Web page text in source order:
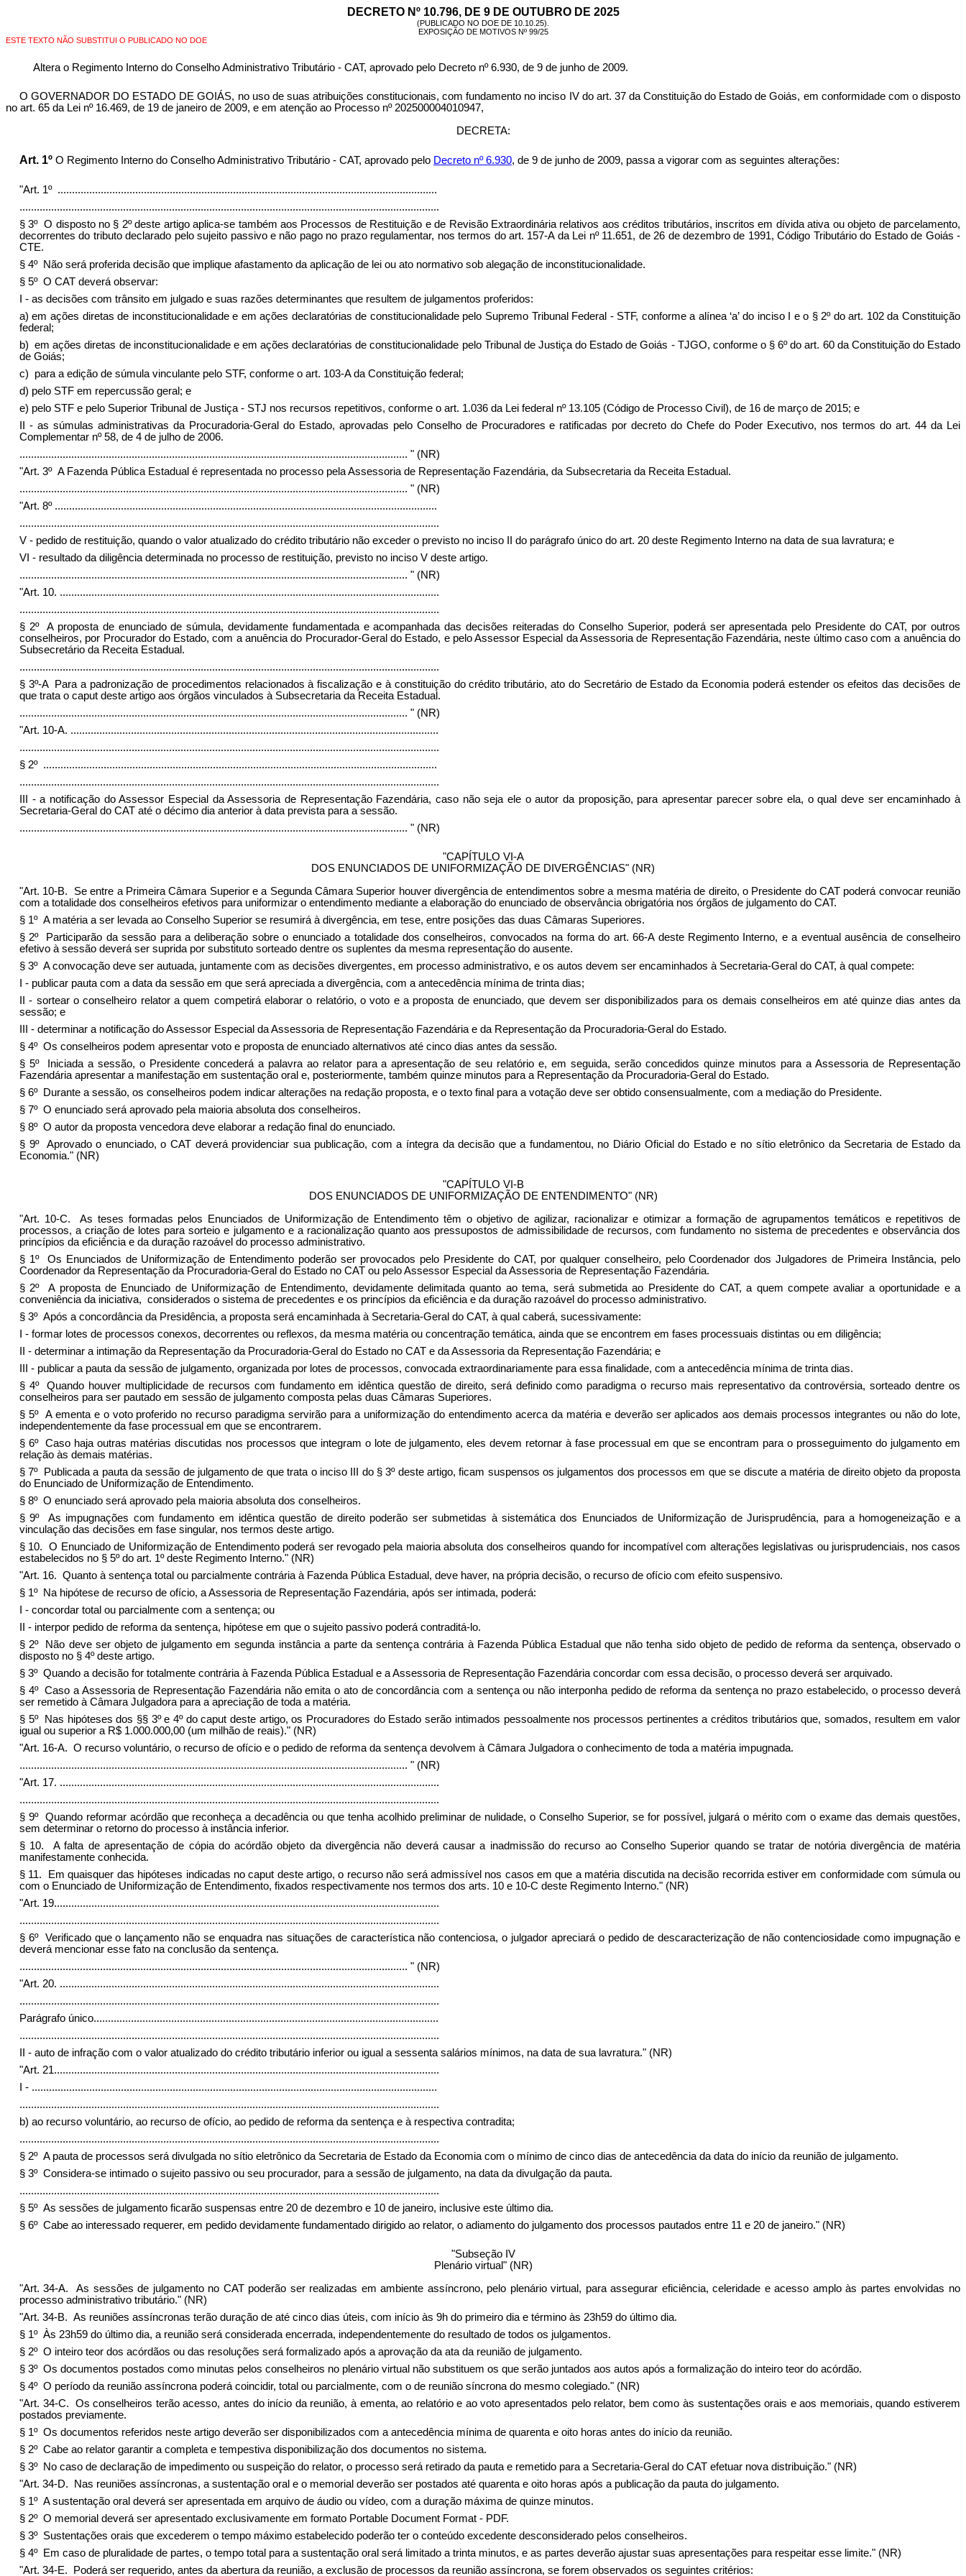
DECRETO Nº 10.796, DE 9 DE OUTUBRO DE 2025
(PUBLICADO NO DOE DE 10.10.25).
EXPOSIÇÃO DE MOTIVOS Nº 99/25
ESTE TEXTO NÃO SUBSTITUI O PUBLICADO NO DOE
Altera o Regimento Interno do Conselho Administrativo Tributário - CAT, aprovado pelo Decreto nº 6.930, de 9 de junho de 2009.
O GOVERNADOR DO ESTADO DE GOIÁS, no uso de suas atribuições constitucionais, com fundamento no inciso IV do art. 37 da Constituição do Estado de Goiás, em conformidade com o disposto
no art. 65 da Lei nº 16.469, de 19 de janeiro de 2009, e em atenção ao Processo nº 202500004010947,
DECRETA:
Art. 1º O Regimento Interno do Conselho Administrativo Tributário - CAT, aprovado pelo Decreto nº 6.930, de 9 de junho de 2009, passa a vigorar com as seguintes alterações:
"Art. 1º ....................................................................................................................................
..................................................................................................................................................
§ 3º O disposto no § 2º deste artigo aplica-se também aos Processos de Restituição e de Revisão Extraordinária relativos aos créditos tributários, inscritos em dívida ativa ou objeto de parcelamento,
decorrentes do tributo declarado pelo sujeito passivo e não pago no prazo regulamentar, nos termos do art. 157-A da Lei nº 11.651, de 26 de dezembro de 1991, Código Tributário do Estado de Goiás -
CTE.
§ 4º Não será proferida decisão que implique afastamento da aplicação de lei ou ato normativo sob alegação de inconstitucionalidade.
§ 5º O CAT deverá observar:
I - as decisões com trânsito em julgado e suas razões determinantes que resultem de julgamentos proferidos:
a) em ações diretas de inconstitucionalidade e em ações declaratórias de constitucionalidade pelo Supremo Tribunal Federal - STF, conforme a alínea ‘a’ do inciso I e o § 2º do art. 102 da Constituição
federal;
b) em ações diretas de inconstitucionalidade e em ações declaratórias de constitucionalidade pelo Tribunal de Justiça do Estado de Goiás - TJGO, conforme o § 6º do art. 60 da Constituição do Estado
de Goiás;
c) para a edição de súmula vinculante pelo STF, conforme o art. 103-A da Constituição federal;
d) pelo STF em repercussão geral; e
e) pelo STF e pelo Superior Tribunal de Justiça - STJ nos recursos repetitivos, conforme o art. 1.036 da Lei federal nº 13.105 (Código de Processo Civil), de 16 de março de 2015; e
II - as súmulas administrativas da Procuradoria-Geral do Estado, aprovadas pelo Conselho de Procuradores e ratificadas por decreto do Chefe do Poder Executivo, nos termos do art. 44 da Lei
Complementar nº 58, de 4 de julho de 2006.
....................................................................................................................................... " (NR)
"Art. 3º A Fazenda Pública Estadual é representada no processo pela Assessoria de Representação Fazendária, da Subsecretaria da Receita Estadual.
....................................................................................................................................... " (NR)
"Art. 8º .....................................................................................................................................
..................................................................................................................................................
V - pedido de restituição, quando o valor atualizado do crédito tributário não exceder o previsto no inciso II do parágrafo único do art. 20 deste Regimento Interno na data de sua lavratura; e
VI - resultado da diligência determinada no processo de restituição, previsto no inciso V deste artigo.
....................................................................................................................................... " (NR)
"Art. 10. ....................................................................................................................................
..................................................................................................................................................
§ 2º A proposta de enunciado de súmula, devidamente fundamentada e acompanhada das decisões reiteradas do Conselho Superior, poderá ser apresentada pelo Presidente do CAT, por outros
conselheiros, por Procurador do Estado, com a anuência do Procurador-Geral do Estado, e pelo Assessor Especial da Assessoria de Representação Fazendária, neste último caso com a anuência do
Subsecretário da Receita Estadual.
..................................................................................................................................................
§ 3º-A Para a padronização de procedimentos relacionados à fiscalização e à constituição do crédito tributário, ato do Secretário de Estado da Economia poderá estender os efeitos das decisões de
que trata o caput deste artigo aos órgãos vinculados à Subsecretaria da Receita Estadual.
....................................................................................................................................... " (NR)
"Art. 10-A. ................................................................................................................................
..................................................................................................................................................
§ 2º .........................................................................................................................................
..................................................................................................................................................
III - a notificação do Assessor Especial da Assessoria de Representação Fazendária, caso não seja ele o autor da proposição, para apresentar parecer sobre ela, o qual deve ser encaminhado à
Secretaria-Geral do CAT até o décimo dia anterior à data prevista para a sessão.
....................................................................................................................................... " (NR)
"CAPÍTULO VI-A
DOS ENUNCIADOS DE UNIFORMIZAÇÃO DE DIVERGÊNCIAS" (NR)
"Art. 10-B. Se entre a Primeira Câmara Superior e a Segunda Câmara Superior houver divergência de entendimentos sobre a mesma matéria de direito, o Presidente do CAT poderá convocar reunião
com a totalidade dos conselheiros efetivos para uniformizar o entendimento mediante a elaboração do enunciado de observância obrigatória nos órgãos de julgamento do CAT.
§ 1º A matéria a ser levada ao Conselho Superior se resumirá à divergência, em tese, entre posições das duas Câmaras Superiores.
§ 2º Participarão da sessão para a deliberação sobre o enunciado a totalidade dos conselheiros, convocados na forma do art. 66-A deste Regimento Interno, e a eventual ausência de conselheiro
efetivo à sessão deverá ser suprida por substituto sorteado dentre os suplentes da mesma representação do ausente.
§ 3º A convocação deve ser autuada, juntamente com as decisões divergentes, em processo administrativo, e os autos devem ser encaminhados à Secretaria-Geral do CAT, à qual compete:
I - publicar pauta com a data da sessão em que será apreciada a divergência, com a antecedência mínima de trinta dias;
II - sortear o conselheiro relator a quem competirá elaborar o relatório, o voto e a proposta de enunciado, que devem ser disponibilizados para os demais conselheiros em até quinze dias antes da
sessão; e
III - determinar a notificação do Assessor Especial da Assessoria de Representação Fazendária e da Representação da Procuradoria-Geral do Estado.
§ 4º Os conselheiros podem apresentar voto e proposta de enunciado alternativos até cinco dias antes da sessão.
§ 5º Iniciada a sessão, o Presidente concederá a palavra ao relator para a apresentação de seu relatório e, em seguida, serão concedidos quinze minutos para a Assessoria de Representação
Fazendária apresentar a manifestação em sustentação oral e, posteriormente, também quinze minutos para a Representação da Procuradoria-Geral do Estado.
§ 6º Durante a sessão, os conselheiros podem indicar alterações na redação proposta, e o texto final para a votação deve ser obtido consensualmente, com a mediação do Presidente.
§ 7º O enunciado será aprovado pela maioria absoluta dos conselheiros.
§ 8º O autor da proposta vencedora deve elaborar a redação final do enunciado.
§ 9º Aprovado o enunciado, o CAT deverá providenciar sua publicação, com a íntegra da decisão que a fundamentou, no Diário Oficial do Estado e no sítio eletrônico da Secretaria de Estado da
Economia." (NR)
"CAPÍTULO VI-B
DOS ENUNCIADOS DE UNIFORMIZAÇÃO DE ENTENDIMENTO" (NR)
"Art. 10-C. As teses formadas pelos Enunciados de Uniformização de Entendimento têm o objetivo de agilizar, racionalizar e otimizar a formação de agrupamentos temáticos e repetitivos de
processos, a criação de lotes para sorteio e julgamento e a racionalização quanto aos pressupostos de admissibilidade de recursos, com fundamento no sistema de precedentes e observância dos
princípios da eficiência e da duração razoável do processo administrativo.
§ 1º Os Enunciados de Uniformização de Entendimento poderão ser provocados pelo Presidente do CAT, por qualquer conselheiro, pelo Coordenador dos Julgadores de Primeira Instância, pelo
Coordenador da Representação da Procuradoria-Geral do Estado no CAT ou pelo Assessor Especial da Assessoria de Representação Fazendária.
§ 2º A proposta de Enunciado de Uniformização de Entendimento, devidamente delimitada quanto ao tema, será submetida ao Presidente do CAT, a quem compete avaliar a oportunidade e a
conveniência da iniciativa, considerados o sistema de precedentes e os princípios da eficiência e da duração razoável do processo administrativo.
§ 3º Após a concordância da Presidência, a proposta será encaminhada à Secretaria-Geral do CAT, à qual caberá, sucessivamente:
I - formar lotes de processos conexos, decorrentes ou reflexos, da mesma matéria ou concentração temática, ainda que se encontrem em fases processuais distintas ou em diligência;
II - determinar a intimação da Representação da Procuradoria-Geral do Estado no CAT e da Assessoria da Representação Fazendária; e
III - publicar a pauta da sessão de julgamento, organizada por lotes de processos, convocada extraordinariamente para essa finalidade, com a antecedência mínima de trinta dias.
§ 4º Quando houver multiplicidade de recursos com fundamento em idêntica questão de direito, será definido como paradigma o recurso mais representativo da controvérsia, sorteado dentre os
conselheiros para ser pautado em sessão de julgamento composta pelas duas Câmaras Superiores.
§ 5º A ementa e o voto proferido no recurso paradigma servirão para a uniformização do entendimento acerca da matéria e deverão ser aplicados aos demais processos integrantes ou não do lote,
independentemente da fase processual em que se encontrarem.
§ 6º Caso haja outras matérias discutidas nos processos que integram o lote de julgamento, eles devem retornar à fase processual em que se encontram para o prosseguimento do julgamento em
relação às demais matérias.
§ 7º Publicada a pauta da sessão de julgamento de que trata o inciso III do § 3º deste artigo, ficam suspensos os julgamentos dos processos em que se discute a matéria de direito objeto da proposta
do Enunciado de Uniformização de Entendimento.
§ 8º O enunciado será aprovado pela maioria absoluta dos conselheiros.
§ 9º As impugnações com fundamento em idêntica questão de direito poderão ser submetidas à sistemática dos Enunciados de Uniformização de Jurisprudência, para a homogeneização e a
vinculação das decisões em fase singular, nos termos deste artigo.
§ 10. O Enunciado de Uniformização de Entendimento poderá ser revogado pela maioria absoluta dos conselheiros quando for incompatível com alterações legislativas ou jurisprudenciais, nos casos
estabelecidos no § 5º do art. 1º deste Regimento Interno." (NR)
"Art. 16. Quanto à sentença total ou parcialmente contrária à Fazenda Pública Estadual, deve haver, na própria decisão, o recurso de ofício com efeito suspensivo.
§ 1º Na hipótese de recurso de ofício, a Assessoria de Representação Fazendária, após ser intimada, poderá:
I - concordar total ou parcialmente com a sentença; ou
II - interpor pedido de reforma da sentença, hipótese em que o sujeito passivo poderá contraditá-lo.
§ 2º Não deve ser objeto de julgamento em segunda instância a parte da sentença contrária à Fazenda Pública Estadual que não tenha sido objeto de pedido de reforma da sentença, observado o
disposto no § 4º deste artigo.
§ 3º Quando a decisão for totalmente contrária à Fazenda Pública Estadual e a Assessoria de Representação Fazendária concordar com essa decisão, o processo deverá ser arquivado.
§ 4º Caso a Assessoria de Representação Fazendária não emita o ato de concordância com a sentença ou não interponha pedido de reforma da sentença no prazo estabelecido, o processo deverá
ser remetido à Câmara Julgadora para a apreciação de toda a matéria.
§ 5º Nas hipóteses dos §§ 3º e 4º do caput deste artigo, os Procuradores do Estado serão intimados pessoalmente nos processos pertinentes a créditos tributários que, somados, resultem em valor
igual ou superior a R$ 1.000.000,00 (um milhão de reais)." (NR)
"Art. 16-A. O recurso voluntário, o recurso de ofício e o pedido de reforma da sentença devolvem à Câmara Julgadora o conhecimento de toda a matéria impugnada.
....................................................................................................................................... " (NR)
"Art. 17. ....................................................................................................................................
..................................................................................................................................................
§ 9º Quando reformar acórdão que reconheça a decadência ou que tenha acolhido preliminar de nulidade, o Conselho Superior, se for possível, julgará o mérito com o exame das demais questões,
sem determinar o retorno do processo à instância inferior.
§ 10. A falta de apresentação de cópia do acórdão objeto da divergência não deverá causar a inadmissão do recurso ao Conselho Superior quando se tratar de notória divergência de matéria
manifestamente conhecida.
§ 11. Em quaisquer das hipóteses indicadas no caput deste artigo, o recurso não será admissível nos casos em que a matéria discutida na decisão recorrida estiver em conformidade com súmula ou
com o Enunciado de Uniformização de Entendimento, fixados respectivamente nos termos dos arts. 10 e 10-C deste Regimento Interno." (NR)
"Art. 19......................................................................................................................................
..................................................................................................................................................
§ 6º Verificado que o lançamento não se enquadra nas situações de característica não contenciosa, o julgador apreciará o pedido de descaracterização de não contenciosidade como impugnação e
deverá mencionar esse fato na conclusão da sentença.
....................................................................................................................................... " (NR)
"Art. 20. ....................................................................................................................................
..................................................................................................................................................
Parágrafo único........................................................................................................................
..................................................................................................................................................
II - auto de infração com o valor atualizado do crédito tributário inferior ou igual a sessenta salários mínimos, na data de sua lavratura." (NR)
"Art. 21......................................................................................................................................
I - .............................................................................................................................................
..................................................................................................................................................
b) ao recurso voluntário, ao recurso de ofício, ao pedido de reforma da sentença e à respectiva contradita;
..................................................................................................................................................
§ 2º A pauta de processos será divulgada no sítio eletrônico da Secretaria de Estado da Economia com o mínimo de cinco dias de antecedência da data do início da reunião de julgamento.
§ 3º Considera-se intimado o sujeito passivo ou seu procurador, para a sessão de julgamento, na data da divulgação da pauta.
..................................................................................................................................................
§ 5º As sessões de julgamento ficarão suspensas entre 20 de dezembro e 10 de janeiro, inclusive este último dia.
§ 6º Cabe ao interessado requerer, em pedido devidamente fundamentado dirigido ao relator, o adiamento do julgamento dos processos pautados entre 11 e 20 de janeiro." (NR)
"Subseção IV
Plenário virtual" (NR)
"Art. 34-A. As sessões de julgamento no CAT poderão ser realizadas em ambiente assíncrono, pelo plenário virtual, para assegurar eficiência, celeridade e acesso amplo às partes envolvidas no
processo administrativo tributário." (NR)
"Art. 34-B. As reuniões assíncronas terão duração de até cinco dias úteis, com início às 9h do primeiro dia e término às 23h59 do último dia.
§ 1º Às 23h59 do último dia, a reunião será considerada encerrada, independentemente do resultado de todos os julgamentos.
§ 2º O inteiro teor dos acórdãos ou das resoluções será formalizado após a aprovação da ata da reunião de julgamento.
§ 3º Os documentos postados como minutas pelos conselheiros no plenário virtual não substituem os que serão juntados aos autos após a formalização do inteiro teor do acórdão.
§ 4º O período da reunião assíncrona poderá coincidir, total ou parcialmente, com o de reunião síncrona do mesmo colegiado." (NR)
"Art. 34-C. Os conselheiros terão acesso, antes do início da reunião, à ementa, ao relatório e ao voto apresentados pelo relator, bem como às sustentações orais e aos memoriais, quando estiverem
postados previamente.
§ 1º Os documentos referidos neste artigo deverão ser disponibilizados com a antecedência mínima de quarenta e oito horas antes do início da reunião.
§ 2º Cabe ao relator garantir a completa e tempestiva disponibilização dos documentos no sistema.
§ 3º No caso de declaração de impedimento ou suspeição do relator, o processo será retirado da pauta e remetido para a Secretaria-Geral do CAT efetuar nova distribuição." (NR)
"Art. 34-D. Nas reuniões assíncronas, a sustentação oral e o memorial deverão ser postados até quarenta e oito horas após a publicação da pauta do julgamento.
§ 1º A sustentação oral deverá ser apresentada em arquivo de áudio ou vídeo, com a duração máxima de quinze minutos.
§ 2º O memorial deverá ser apresentado exclusivamente em formato Portable Document Format - PDF.
§ 3º Sustentações orais que excederem o tempo máximo estabelecido poderão ter o conteúdo excedente desconsiderado pelos conselheiros.
§ 4º Em caso de pluralidade de partes, o tempo total para a sustentação oral será limitado a trinta minutos, e as partes deverão ajustar suas apresentações para respeitar esse limite." (NR)
"Art. 34-E. Poderá ser requerido, antes da abertura da reunião, a exclusão de processos da reunião assíncrona, se forem observados os seguintes critérios: